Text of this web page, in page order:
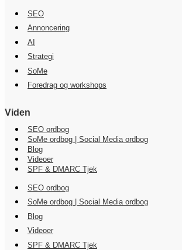
SEO
Annoncering
AI
Strategi
SoMe
Foredrag og workshops
Viden
SEO ordbog
SoMe ordbog | Social Media ordbog
Blog
Videoer
SPF & DMARC Tjek
SEO ordbog
SoMe ordbog | Social Media ordbog
Blog
Videoer
SPF & DMARC Tjek